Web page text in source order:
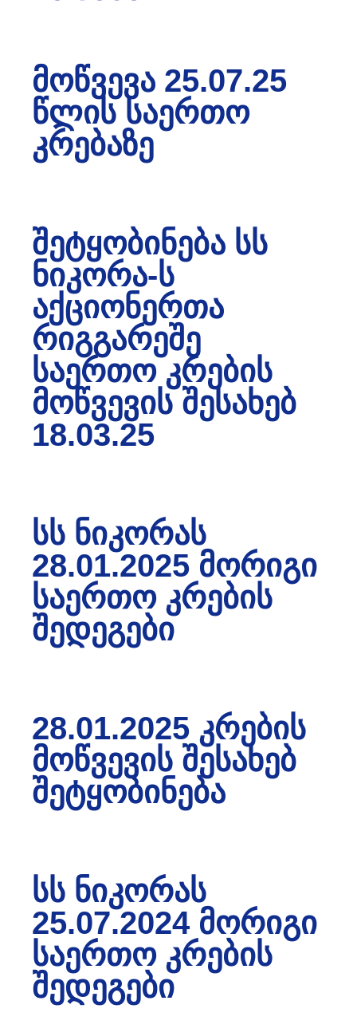
ᲛᲝᲬᲕᲔᲕᲐ 25.07.25
ᲬᲚᲘᲡ ᲡᲐᲔᲠᲗᲝ
ᲙᲠᲔᲑᲐᲖᲔ
ᲨᲔᲢᲧᲝᲑᲘᲜᲔᲑᲐ ᲡᲡ
ᲜᲘᲙᲝᲠᲐ-Ს
ᲐᲥᲪᲘᲝᲜᲔᲠᲗᲐ
ᲠᲘᲒᲒᲐᲠᲔᲨᲔ
ᲡᲐᲔᲠᲗᲝ ᲙᲠᲔᲑᲘᲡ
ᲛᲝᲬᲕᲔᲕᲘᲡ ᲨᲔᲡᲐᲮᲔᲑ
18.03.25
ᲡᲡ ᲜᲘᲙᲝᲠᲐᲡ
28.01.2025 ᲛᲝᲠᲘᲒᲘ
ᲡᲐᲔᲠᲗᲝ ᲙᲠᲔᲑᲘᲡ
ᲨᲔᲓᲔᲒᲔᲑᲘ
28.01.2025 ᲙᲠᲔᲑᲘᲡ
ᲛᲝᲬᲕᲔᲕᲘᲡ ᲨᲔᲡᲐᲮᲔᲑ
ᲨᲔᲢᲧᲝᲑᲘᲜᲔᲑᲐ
ᲡᲡ ᲜᲘᲙᲝᲠᲐᲡ
25.07.2024 ᲛᲝᲠᲘᲒᲘ
ᲡᲐᲔᲠᲗᲝ ᲙᲠᲔᲑᲘᲡ
ᲨᲔᲓᲔᲒᲔᲑᲘ